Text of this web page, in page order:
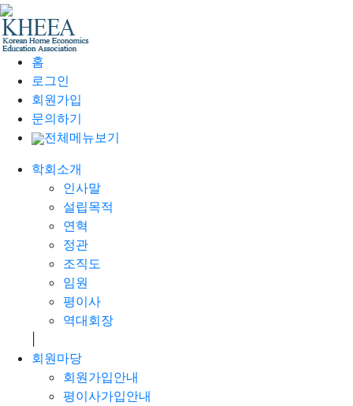
홈
로그인
회원가입
문의하기
전체메뉴보기
학회소개
인사말
설립목적
연혁
정관
조직도
임원
평이사
역대회장
회원마당
회원가입안내
평이사가입안내